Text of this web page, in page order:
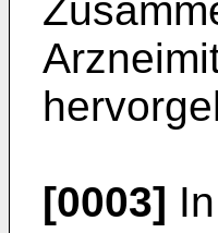
[0003]